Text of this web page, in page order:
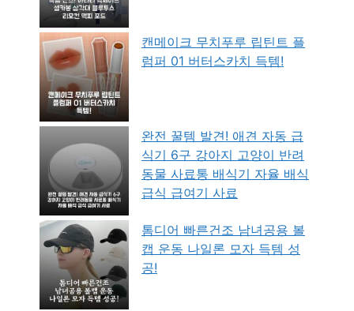
캔메이크 무치푸루 립틴트 플
럼퍼 01 버터스카치 득템!
완전 꿀템 발견! 애견 자동 급
식기 6구 강아지 고양이 반려
동물 사료통 배식기 자율 배식
급식 급여기 사료
톰디어 빠른건조 남녀공용 볼
캡 운동 나일론 모자 득템 성
공!